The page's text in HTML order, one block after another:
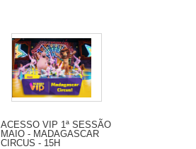
ACESSO VIP 1ª SESSÃO
MAIO - MADAGASCAR
CIRCUS - 15H